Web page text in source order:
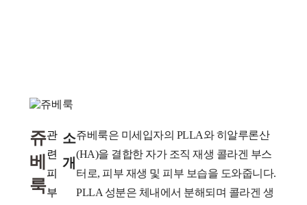
쥬
베
룩
관
련
피
부
소
개
​쥬베룩은 미세입자의 PLLA와 히알루론산
(HA)을 결합한 자가 조직 재생 콜라겐 부스
터로, 피부 재생 및 피부 보습을 도와줍니다.
PLLA 성분은 체내에서 분해되며 콜라겐 생